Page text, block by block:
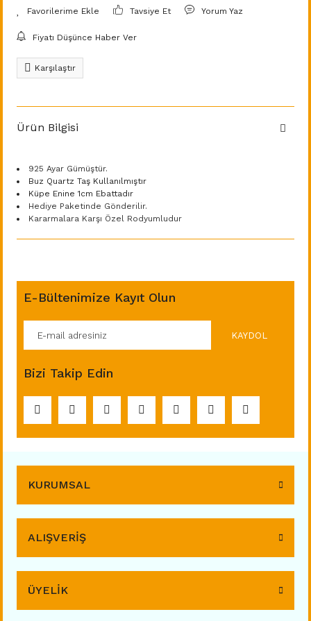
Tavsiye Et Yorum Yaz
Fiyatı Düşünce Haber Ver
Karşılaştır
Ürün Bilgisi
925 Ayar Gümüştür.
Buz Quartz Taş Kullanılmıştır
Küpe Enine 1cm Ebattadır
Hediye Paketinde Gönderilir.
Kararmalara Karşı Özel Rodyumludur
E-Bültenimize Kayıt Olun
KAYDOL
Bizi Takip Edin
KURUMSAL
ALIŞVERİŞ
ÜYELİK